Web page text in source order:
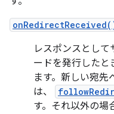
レスポンスとして
ードを発行したと
ます。新しい宛先
は、
す。それ以外の場